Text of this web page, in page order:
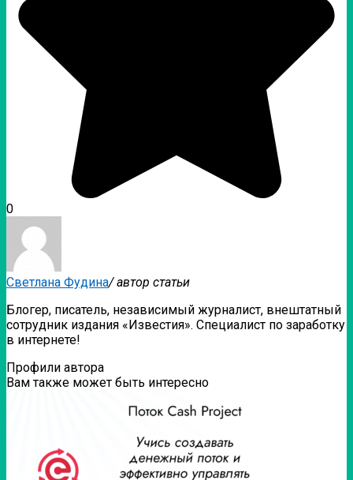
0
Светлана Фудина/ автор статьи
Блогер, писатель, независимый журналист, внештатный
сотрудник издания «Известия». Специалист по заработку
в интернете!
Профили автора
Вам также может быть интересно